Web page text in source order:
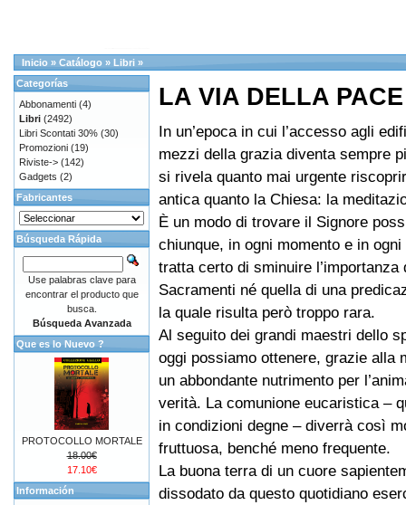
Inicio » Catálogo » Libri »
LA VIA DELLA PACE
In un’epoca in cui l’accesso agli
mezzi della grazia diventa sempre
si rivela quanto mai urgente
antica quanto la Chiesa: la
È un modo di trovare il Signore
chiunque, in ogni momento e in
tratta certo di sminuire l’importanza
Sacramenti né quella di una
la quale risulta però troppo rara.
Al seguito dei grandi maestri dello
oggi possiamo ottenere, grazie alla
un abbondante nutrimento per
verità. La comunione eucaristica –
in condizioni degne – diverrà così
fruttuosa, benché meno frequente.
La buona terra di un cuore
dissodato da questo quotidiano
Categorías
Abbonamenti (4)
Libri (2492)
Libri Scontati 30% (30)
Promozioni (19)
Riviste-> (142)
Gadgets (2)
Fabricantes
Búsqueda Rápida
Use palabras clave para
encontrar el producto que
busca.
Búsqueda Avanzada
Que es lo Nuevo ?
PROTOCOLLO MORTALE
18.00€
17.10€
Información